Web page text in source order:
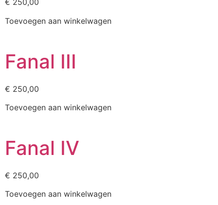
€ 250,00
Toevoegen aan winkelwagen
Fanal III
€ 250,00
Toevoegen aan winkelwagen
Fanal IV
€ 250,00
Toevoegen aan winkelwagen